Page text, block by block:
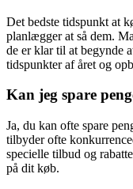
Det bedste tidspunkt at
planlægger at så dem.
de er klar til at begynde
tidspunkter af året og
Kan jeg spare
Ja, du kan ofte spare
tilbyder ofte
specielle tilbud og
på dit køb.